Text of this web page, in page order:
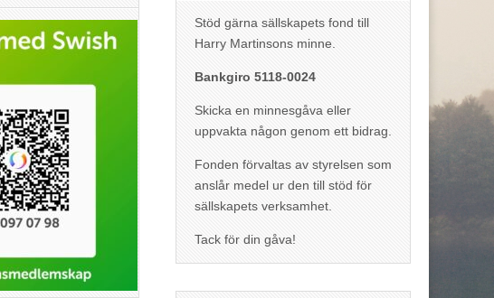
Stöd gärna sällskapets fond till
Harry Martinsons minne.
Bankgiro 5118-0024
Skicka en minnesgåva eller
uppvakta någon genom ett bidrag.
Fonden förvaltas av styrelsen som
anslår medel ur den till stöd för
sällskapets verksamhet.
Tack för din gåva!